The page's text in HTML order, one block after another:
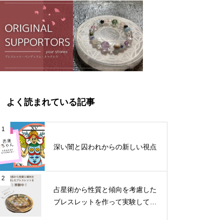
よく読まれている記事
1
深い闇と囚われからの新しい視点
2
占星術から性質と傾向を考慮した
ブレスレットを作って実験してみ